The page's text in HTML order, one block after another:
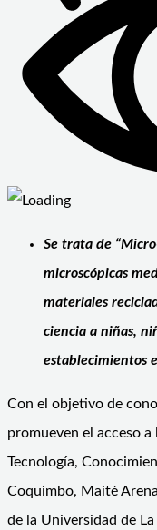
Se trata de
microscópicas
materiales
ciencia a niñas,
establecimientos
Con el objetivo de
promueven el acceso a
Tecnología,
Coquimbo, Maité
de la Universidad de